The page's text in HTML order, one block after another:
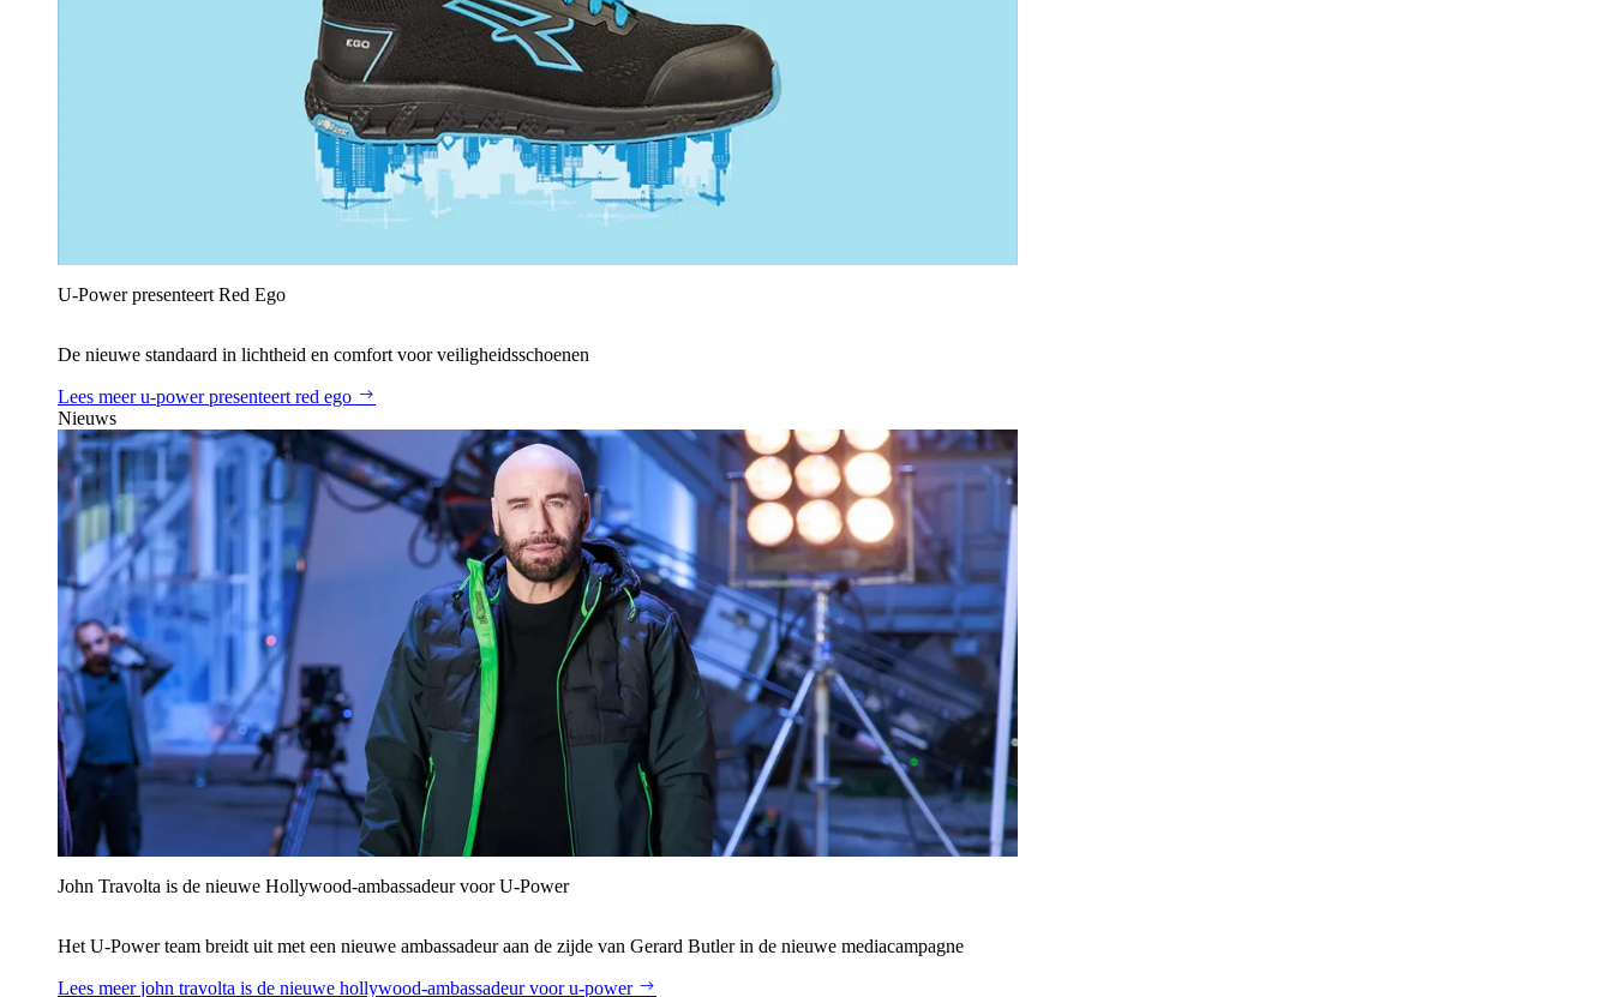
U‑Power presenteert Red Ego
De nieuwe standaard in lichtheid en comfort voor veiligheidsschoenen
Lees meeru‑power presenteert red ego
Nieuws
John Travolta is de nieuwe Hollywood-ambassadeur voor U‑Power
Het U‑Power team breidt uit met een nieuwe ambassadeur aan de zijde van Gerard Butler in de nieuwe mediacampagne
Lees meerjohn travolta is de nieuwe hollywood-ambassadeur voor u‑power